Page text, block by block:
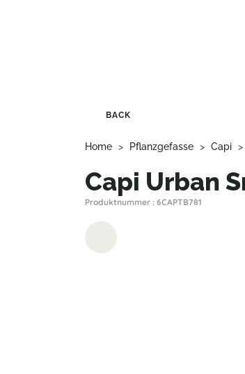
BACK
Home > Pflanzgefasse > Capi >
Capi Urban
Produktnummer : 6CAPTB781